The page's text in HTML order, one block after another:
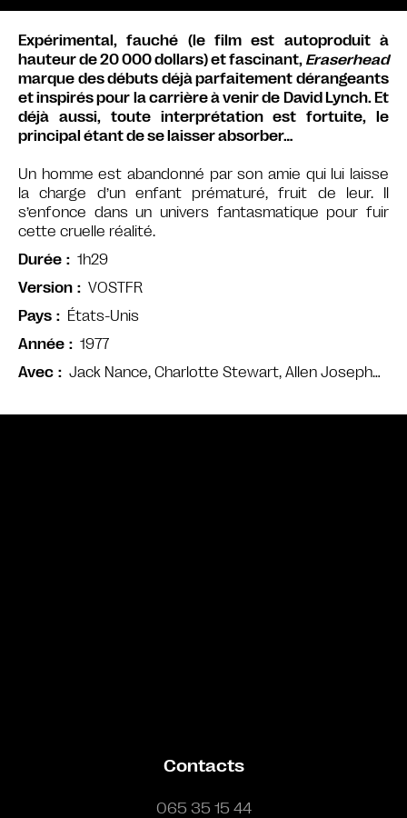
Avec Jack Nance, Charlotte Stewart, Allen Joseph…
Expérimental, fauché (le film est autoproduit à
hauteur de 20 000 dollars) et fascinant, Eraserhead
marque des débuts déjà parfaitement dérangeants
et inspirés pour la carrière à venir de David Lynch. Et
déjà aussi, toute interprétation est fortuite, le
principal étant de se laisser absorber…
Un homme est abandonné par son amie qui lui laisse
la charge d’un enfant prématuré, fruit de leur. Il
s’enfonce dans un univers fantasmatique pour fuir
cette cruelle réalité.
Durée
1h29
Version
VOSTFR
Pays
États-Unis
Année
1977
Contacts
065 35 15 44